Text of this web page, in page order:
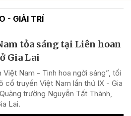
- GIẢI TRÍ
tỏa sáng tại Liên hoan
Gia Lai
Nam - Tinh hoa ngời sáng”, tối
cổ truyền Việt Nam lần thứ IX - Gia
trường Nguyễn Tất Thành,
Lai.